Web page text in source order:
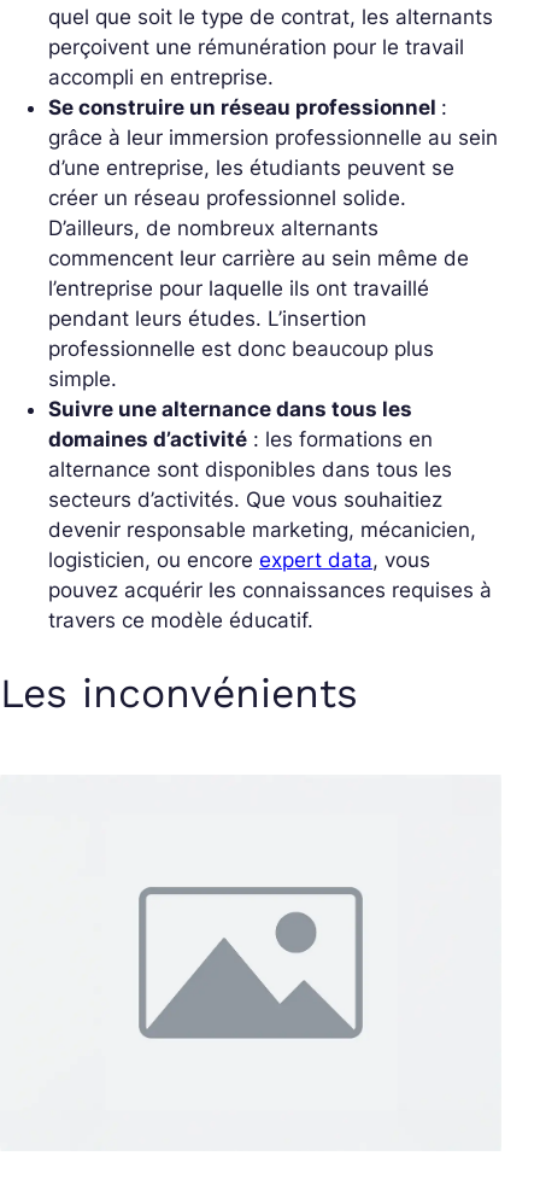
quel que soit le type de contrat, les alternants
perçoivent une rémunération pour le travail
accompli en entreprise.
Se construire un réseau professionnel :
grâce à leur immersion professionnelle au sein
d’une entreprise, les étudiants peuvent se
créer un réseau professionnel solide.
D’ailleurs, de nombreux alternants
commencent leur carrière au sein même de
l’entreprise pour laquelle ils ont travaillé
pendant leurs études. L’insertion
professionnelle est donc beaucoup plus
simple.
Suivre une alternance dans tous les
domaines d’activité : les formations en
alternance sont disponibles dans tous les
secteurs d’activités. Que vous souhaitiez
devenir responsable marketing, mécanicien,
logisticien, ou encore expert data, vous
pouvez acquérir les connaissances requises à
travers ce modèle éducatif.
Les inconvénients